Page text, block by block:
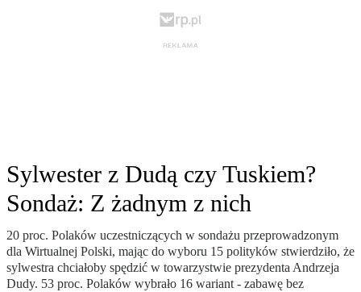
Sylwester z Dudą czy Tuskiem?
Sondaż: Z żadnym z nich
20 proc. Polaków uczestniczących w sondażu przeprowadzonym
dla Wirtualnej Polski, mając do wyboru 15 polityków stwierdziło, że
sylwestra chciałoby spędzić w towarzystwie prezydenta Andrzeja
Dudy. 53 proc. Polaków wybrało 16 wariant - zabawę bez